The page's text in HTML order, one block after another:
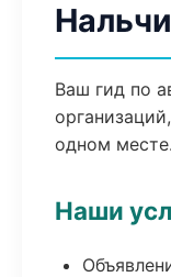
Ваш гид по
одном месте.
Наши